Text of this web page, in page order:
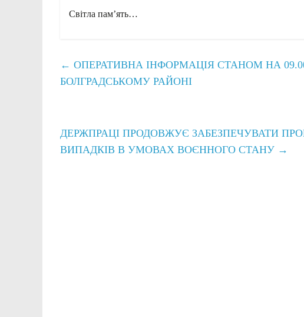
Світла пам’ять…
← ОПЕРАТИВНА ІНФОРМАЦІЯ СТАНОМ НА
БОЛГРАДСЬКОМУ РАЙОНІ
ДЕРЖПРАЦІ ПРОДОВЖУЄ ЗАБЕЗПЕЧУВАТИ
ВИПАДКІВ В УМОВАХ ВОЄННОГО СТАНУ →